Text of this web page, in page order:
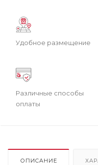
Удобное размещение
Различные способы
оплаты
ОПИСАНИЕ